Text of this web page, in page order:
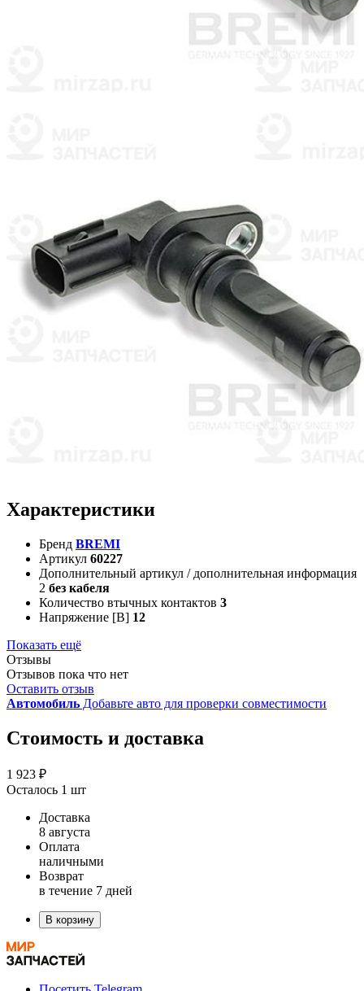
Характеристики
Бренд BREMI
Артикул 60227
Дополнительный артикул / дополнительная информация
2 без кабеля
Количество втычных контактов 3
Напряжение [В] 12
Показать ещё
Отзывы
Отзывов пока что нет
Оставить отзыв
Автомобиль Добавьте авто для проверки совместимости
Стоимость и доставка
1 923 ₽
Осталось 1 шт
Доставка
8 августа
Оплата
наличными
Возврат
в течение 7 дней
В корзину